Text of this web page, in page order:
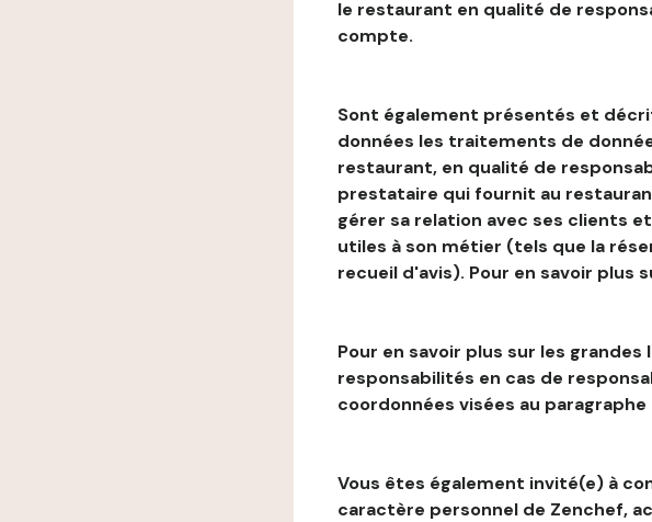
le restaurant en qualité de
compte.
Sont également présentés et
données les traitements de
restaurant, en qualité de
prestataire qui fournit au
gérer sa relation avec ses clients
utiles à son métier (tels que la
recueil d'avis). Pour en savoir plus
Pour en savoir plus sur les
responsabilités en cas de
coordonnées visées au
Vous êtes également invité(e) à
caractère personnel de Zenchef,